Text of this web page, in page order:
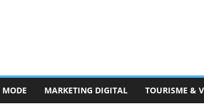
MODE MARKETING DIGITAL TOURISME &